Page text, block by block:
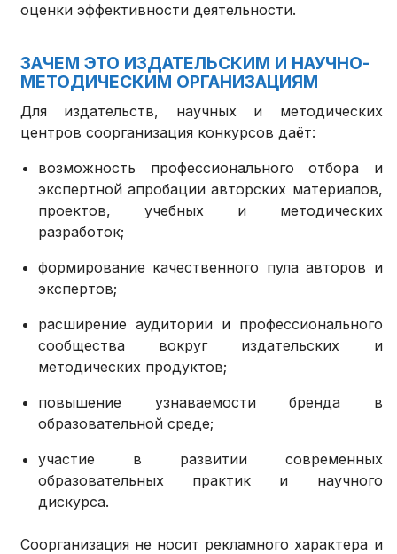
оценки эффективности деятельности.
ЗАЧЕМ ЭТО ИЗДАТЕЛЬСКИМ И НАУЧНО-
МЕТОДИЧЕСКИМ ОРГАНИЗАЦИЯМ
Для издательств, научных и методических
центров соорганизация конкурсов даёт:
возможность профессионального отбора и
экспертной апробации авторских материалов,
проектов, учебных и методических
разработок;
формирование качественного пула авторов и
экспертов;
расширение аудитории и профессионального
сообщества вокруг издательских и
методических продуктов;
повышение узнаваемости бренда в
образовательной среде;
участие в развитии современных
образовательных практик и научного
дискурса.
Соорганизация не носит рекламного характера и